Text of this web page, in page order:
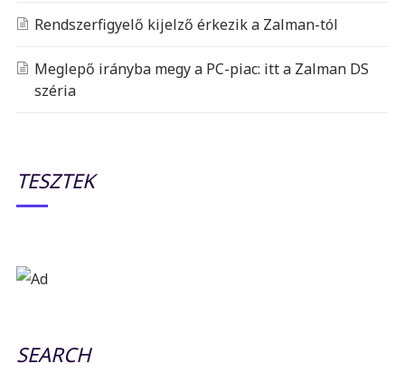
Rendszerfigyelő kijelző érkezik a Zalman-tól
Meglepő irányba megy a PC-piac: itt a Zalman DS
széria
TESZTEK
SEARCH